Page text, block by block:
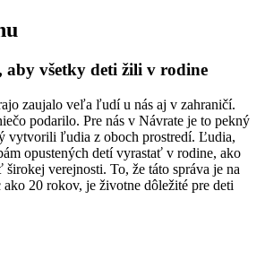
aby všetky deti žili v rodine
zaujalo veľa ľudí u nás aj v zahraničí.
podarilo. Pre nás v Návrate je to pekný
vytvorili ľudia z oboch prostredí. Ľudia,
opustených detí vyrastať v rodine, ako
verejnosti. To, že táto správa je na
20 rokov, je životne dôležité pre deti